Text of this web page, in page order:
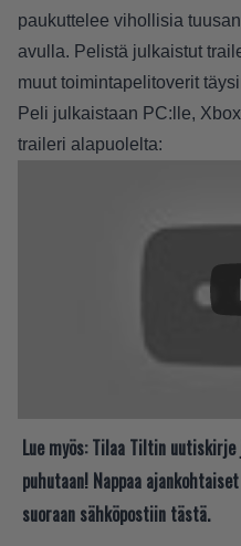
paukuttelee vihollisia
avulla. Pelistä julkaistut
muut toimintapelitoverit
Peli julkaistaan PC:lle,
traileri alapuolelta:
Lue myös: Tilaa Tiltin
puhutaan! Nappaa
suoraan sähköpostiin tästä.